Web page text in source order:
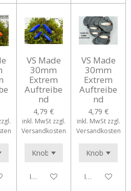
VS Made
30mm
Extrem
Auftreibe
nd
4,79 €
inkl. MwSt zzgl.
Versandkosten
In den Warenkorb
VS Made
30mm
Extrem
Auftreibe
nd
4,79 €
inkl. MwSt zzgl.
Versandkosten
In den